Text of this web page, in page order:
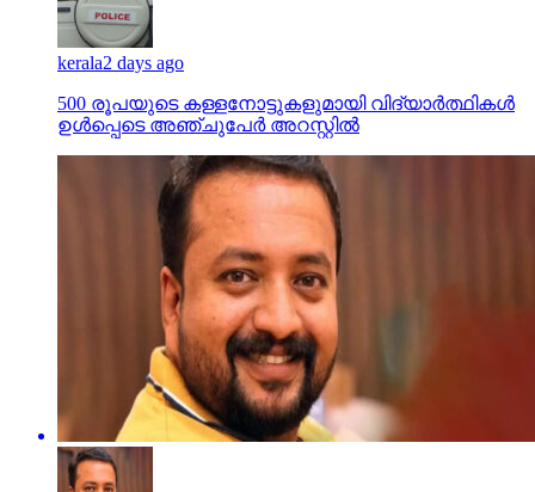
kerala2 days ago
500 രൂപയുടെ കള്ളനോട്ടുകളുമായി വിദ്യാര്‍ത്ഥികള്‍
ഉള്‍പ്പെടെ അഞ്ചുപേര്‍ അറസ്റ്റില്‍